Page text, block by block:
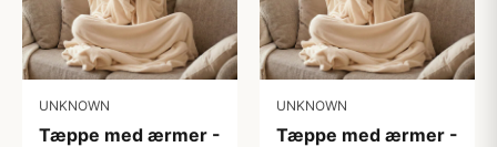
UNKNOWN
Tæppe med ærmer -
UNKNOWN
Tæppe med ærmer -